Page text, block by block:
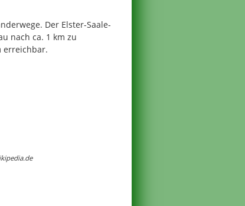
Der Elster-Saale-
nach ca. 1 km zu
erreichbar.